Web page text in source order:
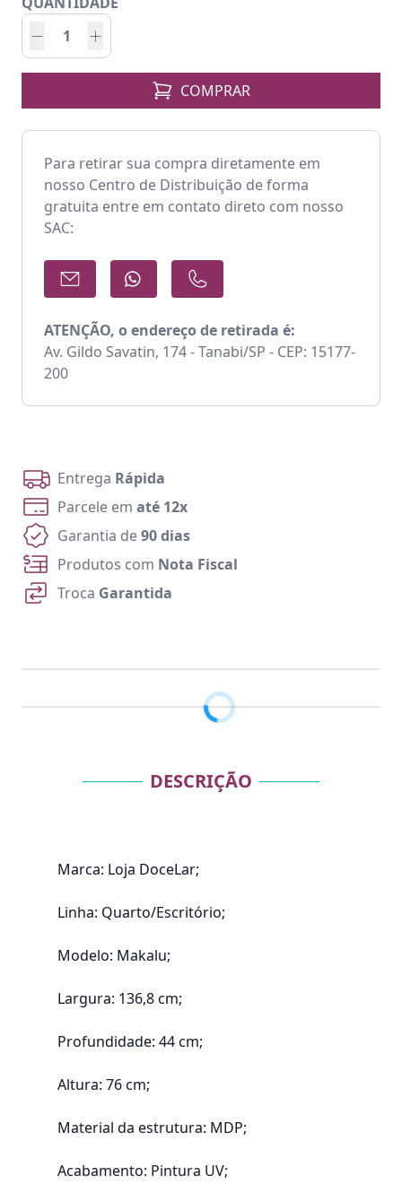
COMPRAR
Para retirar sua compra diretamente em
nosso Centro de Distribuição de forma
gratuita entre em contato direto com nosso
SAC:
ATENÇÃO, o endereço de retirada é:
Av. Gildo Savatin, 174 - Tanabi/SP - CEP: 15177-
200
Entrega Rápida
Parcele em até 12x
Garantia de90 dias
Produtos com Nota Fiscal
Troca Garantida
DESCRIÇÃO
Marca: Loja DoceLar;
Linha: Quarto/Escritório;
Modelo: Makalu;
Largura: 136,8 cm;
Profundidade: 44 cm;
Altura: 76 cm;
Material da estrutura: MDP;
Acabamento: Pintura UV;